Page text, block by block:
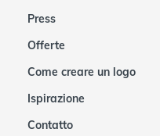
Press
Offerte
Come creare un logo
Ispirazione
Contatto